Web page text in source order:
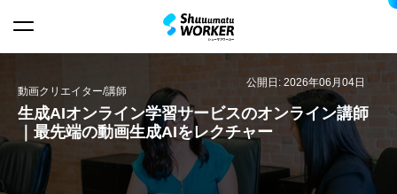
動画クリエイター/講師
生成AIオンライン学習サービスのオンライン講師
｜最先端の動画生成AIをレクチャー
公開日: 2026年06月04日